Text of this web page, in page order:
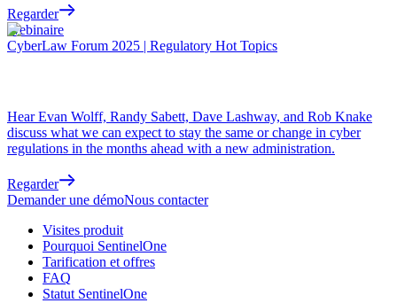
Regarder
Webinaire
CyberLaw Forum 2025 | Regulatory Hot Topics
Hear Evan Wolff, Randy Sabett, Dave Lashway, and Rob Knake
discuss what we can expect to stay the same or change in cyber
regulations in the months ahead with a new administration.
Regarder
Demander une démoNous contacter
Visites produit
Pourquoi SentinelOne
Tarification et offres
FAQ
Statut SentinelOne